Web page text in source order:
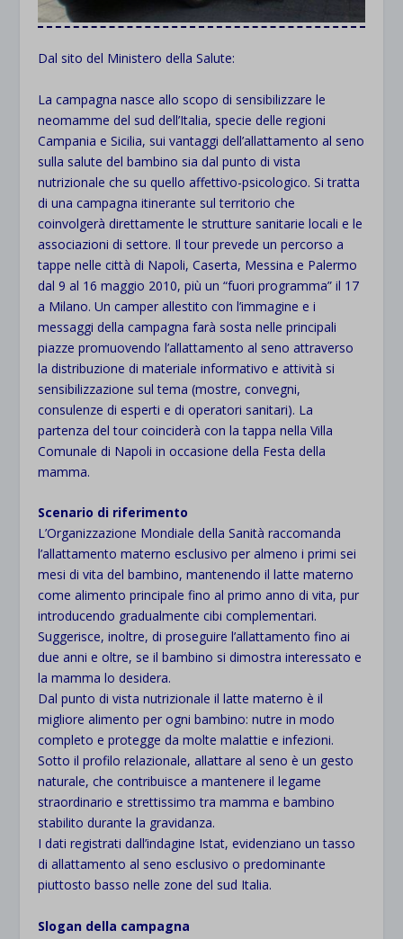
Dal sito del Ministero della Salute:
La campagna nasce allo scopo di sensibilizzare le
neomamme del sud dell’Italia, specie delle regioni
Campania e Sicilia, sui vantaggi dell’allattamento al seno
sulla salute del bambino sia dal punto di vista
nutrizionale che su quello affettivo-psicologico. Si tratta
di una campagna itinerante sul territorio che
coinvolgerà direttamente le strutture sanitarie locali e le
associazioni di settore. Il tour prevede un percorso a
tappe nelle città di Napoli, Caserta, Messina e Palermo
dal 9 al 16 maggio 2010, più un “fuori programma” il 17
a Milano. Un camper allestito con l’immagine e i
messaggi della campagna farà sosta nelle principali
piazze promuovendo l’allattamento al seno attraverso
la distribuzione di materiale informativo e attività si
sensibilizzazione sul tema (mostre, convegni,
consulenze di esperti e di operatori sanitari). La
partenza del tour coinciderà con la tappa nella Villa
Comunale di Napoli in occasione della Festa della
mamma.
Scenario di riferimento
L’Organizzazione Mondiale della Sanità raccomanda
l’allattamento materno esclusivo per almeno i primi sei
mesi di vita del bambino, mantenendo il latte materno
come alimento principale fino al primo anno di vita, pur
introducendo gradualmente cibi complementari.
Suggerisce, inoltre, di proseguire l’allattamento fino ai
due anni e oltre, se il bambino si dimostra interessato e
la mamma lo desidera.
Dal punto di vista nutrizionale il latte materno è il
migliore alimento per ogni bambino: nutre in modo
completo e protegge da molte malattie e infezioni.
Sotto il profilo relazionale, allattare al seno è un gesto
naturale, che contribuisce a mantenere il legame
straordinario e strettissimo tra mamma e bambino
stabilito durante la gravidanza.
I dati registrati dall’indagine Istat, evidenziano un tasso
di allattamento al seno esclusivo o predominante
piuttosto basso nelle zone del sud Italia.
Slogan della campagna